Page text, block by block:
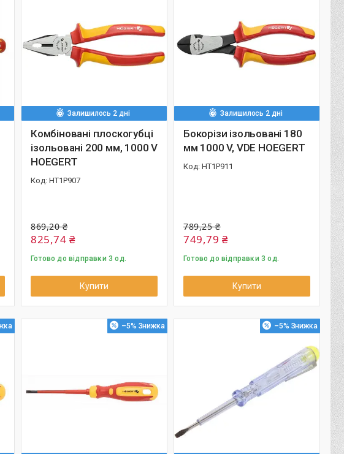
Залишилось 2 дні
Комбіновані плоскогубці
ізольовані 200 мм, 1000 V
HOEGERT
HT1P907
869,20 ₴
825,74 ₴
Готово до відправки 3 од.
Купити
Залишилось 2 дні
Бокорізи ізольовані 180
мм 1000 V, VDE HOEGERT
HT1P911
789,25 ₴
749,79 ₴
Готово до відправки 3 од.
Купити
–5% –5%